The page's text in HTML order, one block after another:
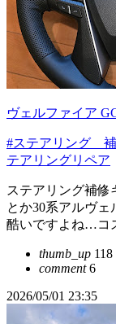
ヴェルファイア
#ステアリング
テアリングリペア
ステアリング補修
とか30系アルヴ
酷いですよね…コ
thumb_up 118
comment6
2026/05/01 23:35